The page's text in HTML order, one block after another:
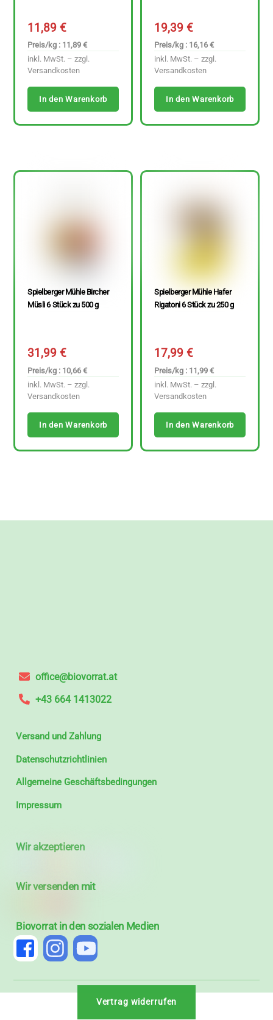
11,89€
Preis/kg : 11,89 €
inkl. MwSt. – zzgl.
Versandkosten
In den Warenkorb
19,39€
Preis/kg : 16,16 €
inkl. MwSt. – zzgl.
Versandkosten
In den Warenkorb
Spielberger Mühle Bircher
Müsli 6 Stück zu 500 g
31,99€
Preis/kg : 10,66 €
inkl. MwSt. – zzgl.
Versandkosten
In den Warenkorb
Spielberger Mühle Hafer
Rigatoni 6 Stück zu 250 g
17,99€
Preis/kg : 11,99 €
inkl. MwSt. – zzgl.
Versandkosten
In den Warenkorb
office@biovorrat.at
+43 664 1413022
Versand und Zahlung
Datenschutzrichtlinien
Allgemeine Geschäftsbedingungen
Impressum
Wir akzeptieren
Wir versenden mit
Biovorrat in den sozialen Medien
Vertrag widerrufen